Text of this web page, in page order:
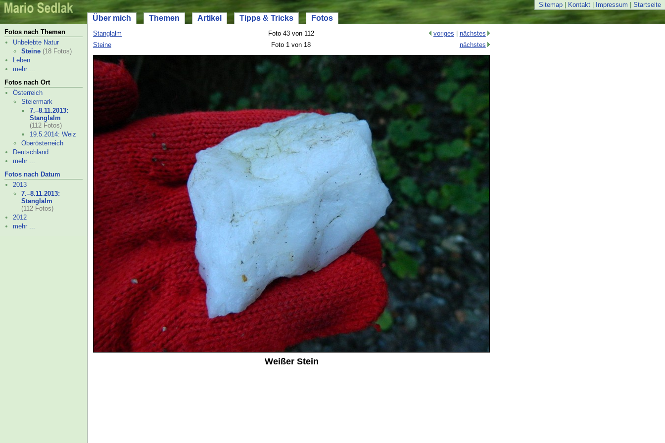
Sitemap Kontakt Impressum Startseite
Über mich Themen Artikel Tipps & Tricks Fotos
Fotos nach Themen
Unbelebte Natur
Steine (18 Fotos)
Leben
mehr ...
Fotos nach Ort
Österreich
Steiermark
7.–8.11.2013:
Stanglalm
(112 Fotos)
19.5.2014: Weiz
Oberösterreich
Deutschland
mehr ...
Fotos nach Datum
2013
7.–8.11.2013:
Stanglalm
(112 Fotos)
2012
mehr ...
Stanglalm Foto 43 von 112 voriges
nächstes
Steine
Foto 1 von 18 nächstes
Weißer Stein